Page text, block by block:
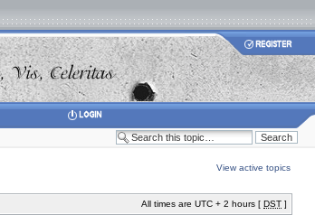
View active topics
All times are UTC + 2 hours [ DST ]